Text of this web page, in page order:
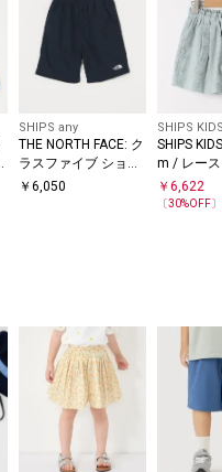
SHIPS any
THE NORTH FACE: ク
ラスファイブ ショー
トパンツ <KIDS>
￥ 6,050
SHIPS
SHIPS
m / レー
イダリー
ンツ
￥6,622
〔30%OFF〕